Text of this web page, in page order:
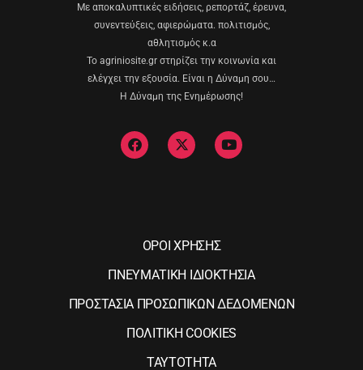
Με αποκαλυπτικές ειδήσεις, ρεπορτάζ, έρευνα,
συνεντεύξεις, αφιερώματα. πολιτισμός,
αθλητισμός κ.α
Το agriniosite.gr στηρίζει την κοινωνία και
ελέγχει την εξουσία. Είναι η Δύναμη σου…
Η Δύναμη της Ενημέρωσης!
ΟΡΟΙ ΧΡΗΣΗΣ
ΠΝΕΥΜΑΤΙΚΗ ΙΔΙΟΚΤΗΣΙΑ
ΠΡΟΣΤΑΣΙΑ ΠΡΟΣΩΠΙΚΩΝ ΔΕΔΟΜΕΝΩΝ
ΠΟΛΙΤΙΚΗ COOKIES
ΤΑΥΤΟΤΗΤΑ